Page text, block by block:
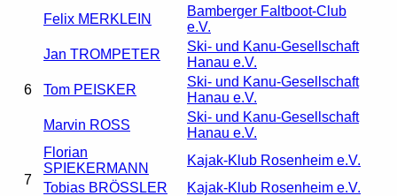
Felix MERKLEIN
Bamberger Faltboot-Club
e.V.
6
Jan TROMPETER
Ski- und Kanu-Gesellschaft
Hanau e.V.
Tom PEISKER
Ski- und Kanu-Gesellschaft
Hanau e.V.
Marvin ROSS
Ski- und Kanu-Gesellschaft
Hanau e.V.
7
Florian
SPIEKERMANN
Kajak-Klub Rosenheim e.V.
Tobias BRÖSSLER
Kajak-Klub Rosenheim e.V.